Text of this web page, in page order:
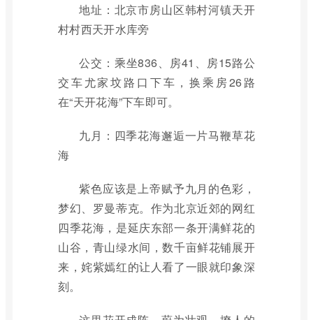
地址：北京市房山区韩村河镇天开
村村西天开水库旁
公交：乘坐836、房41、房15路公
交车尤家坟路口下车，换乘房26路
在“天开花海”下车即可。
九月：四季花海邂逅一片马鞭草花
海
紫色应该是上帝赋予九月的色彩，
梦幻、罗曼蒂克。作为北京近郊的网红
四季花海，是延庆东部一条开满鲜花的
山谷，青山绿水间，数千亩鲜花铺展开
来，姹紫嫣红的让人看了一眼就印象深
刻。